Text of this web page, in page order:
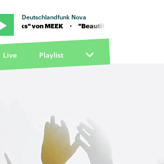
Deutschlandfunk Nova
· "Beautiful Freeks" von MEEK
Live Playlist